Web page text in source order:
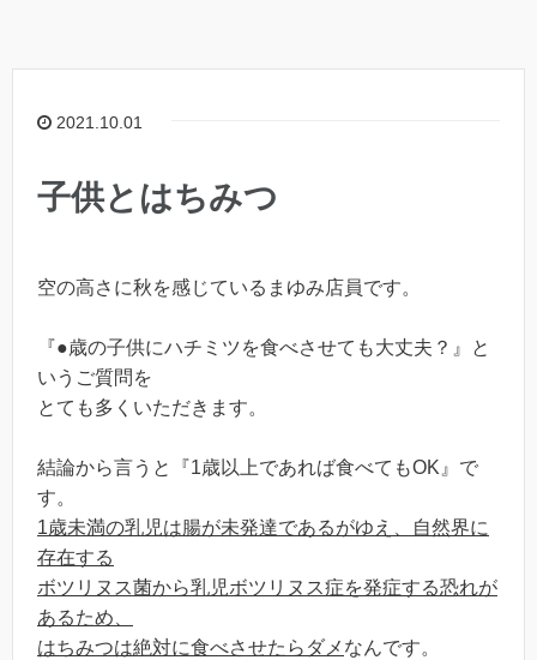
2021.10.01
子供とはちみつ
空の高さに秋を感じているまゆみ店員です。
『●歳の子供にハチミツを食べさせても大丈夫？』と
いうご質問を
とても多くいただきます。
結論から言うと『1歳以上であれば食べてもOK』で
す。
1歳未満の乳児は腸が未発達であるがゆえ、自然界に
存在する
ボツリヌス菌から乳児ボツリヌス症を発症する恐れが
あるため、
はちみつは絶対に食べさせたらダメ なんです。